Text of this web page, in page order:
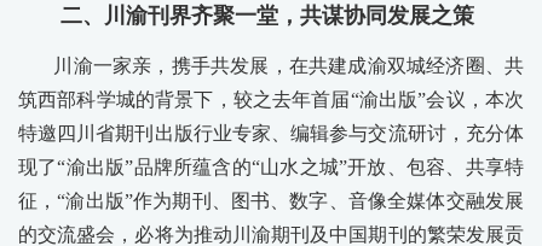
二、川渝刊界齐聚一堂，共谋协同发展之策
川渝一家亲，携手共发展，在共建成渝双城经济圈、共
筑西部科学城的背景下，较之去年首届“渝出版”会议，本次
特邀四川省期刊出版行业专家、编辑参与交流研讨，充分体
现了“渝出版”品牌所蕴含的“山水之城”开放、包容、共享特
征，“渝出版”作为期刊、图书、数字、音像全媒体交融发展
的交流盛会，必将为推动川渝期刊及中国期刊的繁荣发展贡